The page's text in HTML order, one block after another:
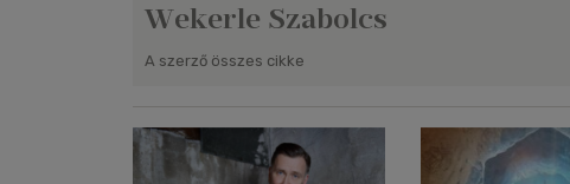
Wekerle Szabolcs
A szerző összes cikke